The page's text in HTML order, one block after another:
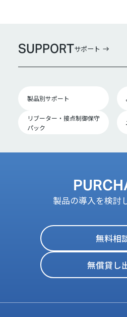
SUPPORTサポート
製品別サポート
リブーター・接点制御保守
パック
製品の導入を検討
無料相
無償貸し